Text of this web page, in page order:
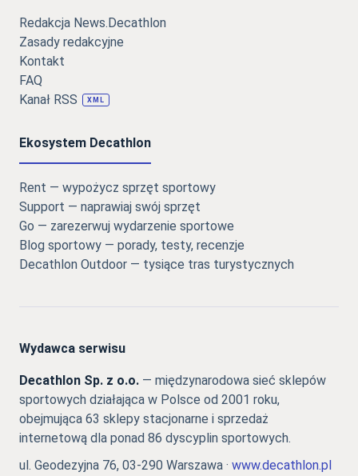
Redakcja News.Decathlon
Zasady redakcyjne
Kontakt
FAQ
Kanał RSS
XML
Ekosystem Decathlon
Rent — wypożycz sprzęt sportowy
Support — naprawiaj swój sprzęt
Go — zarezerwuj wydarzenie sportowe
Blog sportowy — porady, testy, recenzje
Decathlon Outdoor — tysiące tras turystycznych
Wydawca serwisu
Decathlon Sp. z o.o. — międzynarodowa sieć sklepów
sportowych działająca w Polsce od 2001 roku,
obejmująca 63 sklepy stacjonarne i sprzedaż
internetową dla ponad 86 dyscyplin sportowych.
ul. Geodezyjna 76, 03-290 Warszawa · www.decathlon.pl